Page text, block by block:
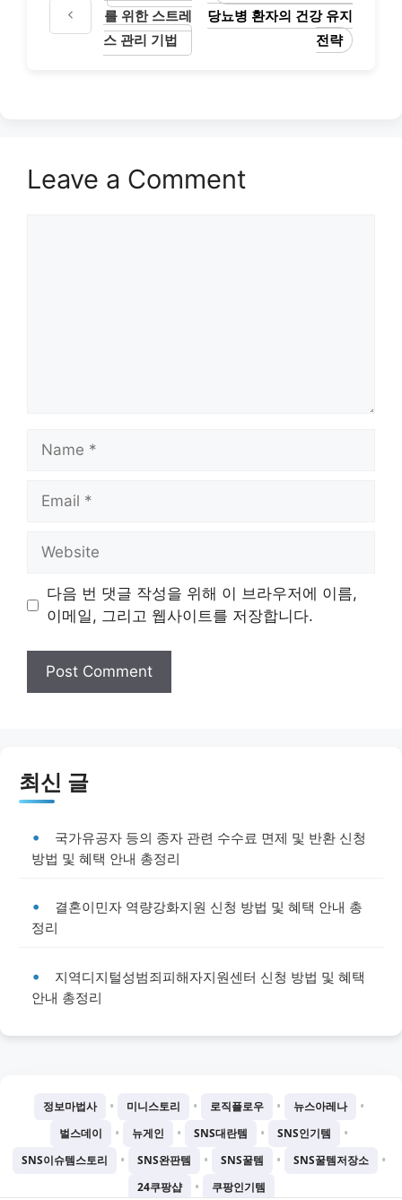
를 위한 스트레
스 관리 기법
당뇨병 환자의 건강 유지
전략
Leave a Comment
Name
Email
Website
다음 번 댓글 작성을 위해 이 브라우저에 이름,
이메일, 그리고 웹사이트를 저장합니다.
최신 글
국가유공자 등의 종자 관련 수수료 면제 및 반환 신청
방법 및 혜택 안내 총정리
결혼이민자 역량강화지원 신청 방법 및 혜택 안내 총
정리
지역디지털성범죄피해자지원센터 신청 방법 및 혜택
안내 총정리
정보마법사 • 미니스토리 • 로직플로우 • 뉴스아레나 •
벌스데이 • 뉴게인 • SNS대란템 • SNS인기템 •
SNS이슈템스토리 • SNS완판템 • SNS꿀템 • SNS꿀템저장소 •
24쿠팡샵 • 쿠팡인기템